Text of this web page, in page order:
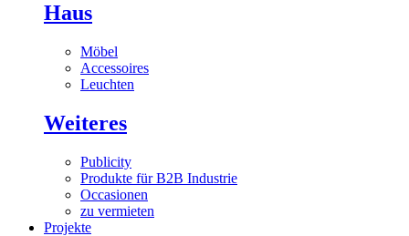
Haus
Möbel
Accessoires
Leuchten
Weiteres
Publicity
Produkte für B2B Industrie
Occasionen
zu vermieten
Projekte